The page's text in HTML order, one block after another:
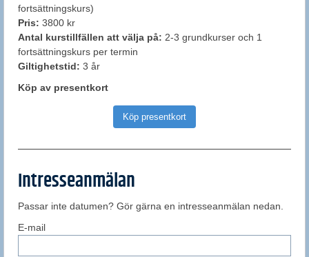
fortsättningskurs)
Pris: 3800 kr
Antal kurstillfällen att välja på: 2-3 grundkurser och 1
fortsättningskurs per termin
Giltighetstid: 3 år
Köp av presentkort
Köp presentkort
Intresseanmälan
Passar inte datumen? Gör gärna en intresseanmälan nedan.
E-mail